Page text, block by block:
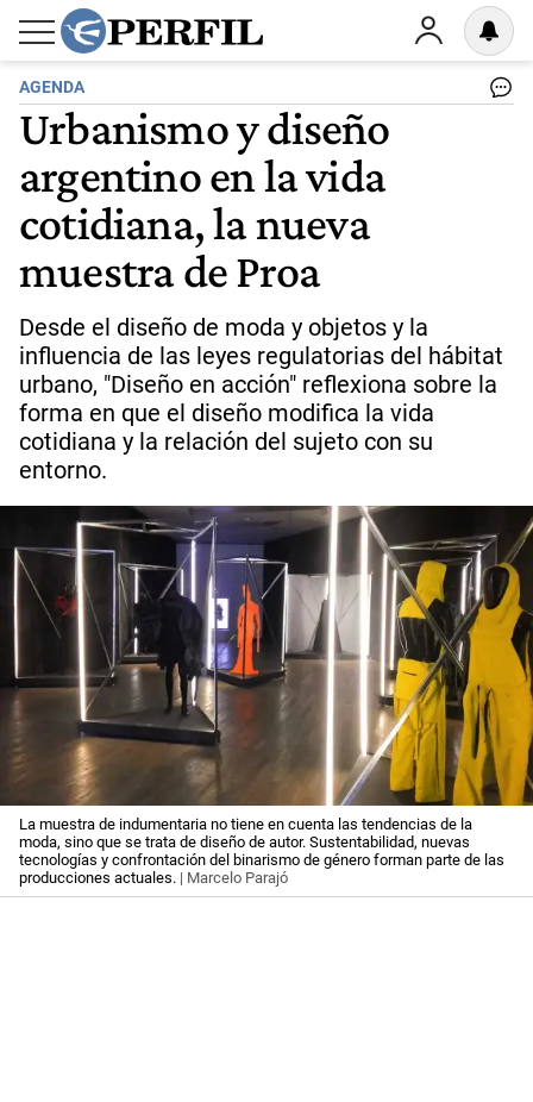
AGENDA
Urbanismo y diseño
argentino en la vida
cotidiana, la nueva
muestra de Proa
Desde el diseño de moda y objetos y la
influencia de las leyes regulatorias del hábitat
urbano, "Diseño en acción" reflexiona sobre la
forma en que el diseño modifica la vida
cotidiana y la relación del sujeto con su
entorno.
La muestra de indumentaria no tiene en cuenta las tendencias de la
moda, sino que se trata de diseño de autor. Sustentabilidad, nuevas
tecnologías y confrontación del binarismo de género forman parte de las
producciones actuales. | Marcelo Parajó